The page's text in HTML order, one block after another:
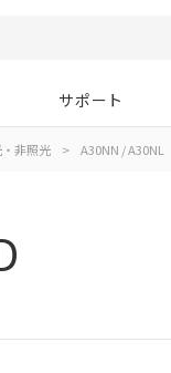
サポート
非照光 > A30NN / A30NL